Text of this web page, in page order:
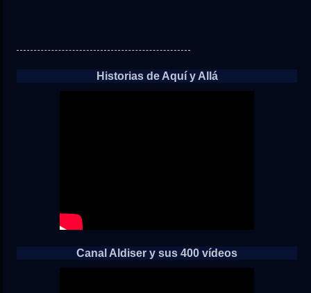
Historias de Aquí y Allá
Canal Aldiser y sus 400 vídeos